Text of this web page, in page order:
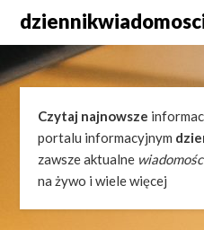
content
Czytaj najnowsze
portalu informacyjnym
zawsze aktualne
na żywo i wiele więcej